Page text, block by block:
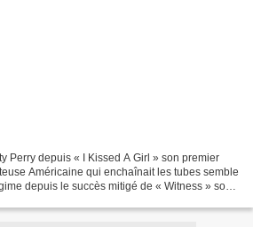
Perry depuis « I Kissed A Girl » son premier
Américaine qui enchaînait les tubes semble
depuis le succès mitigé de « Witness » son